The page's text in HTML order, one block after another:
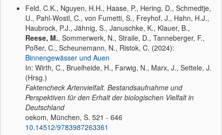
Feld, C.K., Nguyen, H.H., Haase, P., Hering, D., Schmedtje,
U., Pahl-Wostl, C., von Fumetti, S., Freyhof, J., Hahn, H.J.,
Haubrock, P.J., Jähnig, S., Januschke, K., Klauer, B.,
Reese, M., Sommerwerk, N., Straile, D., Tanneberger, F.,
Poßer, C., Scheunemann, N., Ristok, C. (2024):
Binnengewässer und Auen
In: Wirth, C., Bruelheide, H., Farwig, N., Marx, J., Settele, J.
(Hrsg.)
Faktencheck Artenvielfalt. Bestandsaufnahme und
Perspektiven für den Erhalt der biologischen Vielfalt in
Deutschland
oekom, München, S. 521 - 646
10.14512/9783987263361